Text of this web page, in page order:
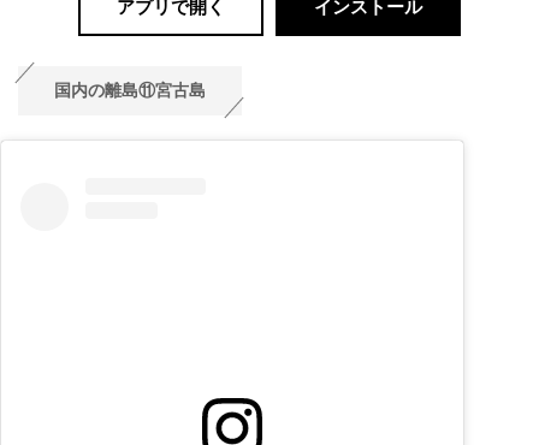
アプリで開く インストール
国内の離島⑪宮古島